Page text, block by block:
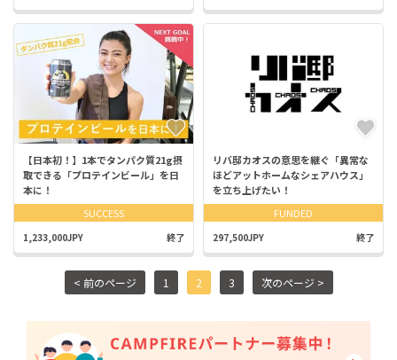
【日本初！】1本でタンパク質21g摂
取できる「プロテインビール」を日
本に！
SUCCESS
1,233,000JPY 終了
リバ邸カオスの意思を継ぐ「異常な
ほどアットホームなシェアハウス」
を立ち上げたい！
FUNDED
297,500JPY 終了
< 前のページ 1 2 3 次のページ >